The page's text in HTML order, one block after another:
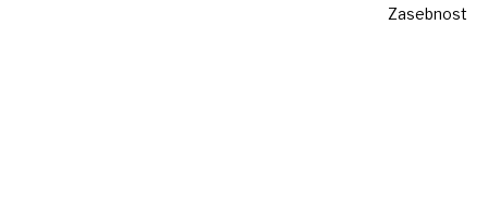
Zasebnost